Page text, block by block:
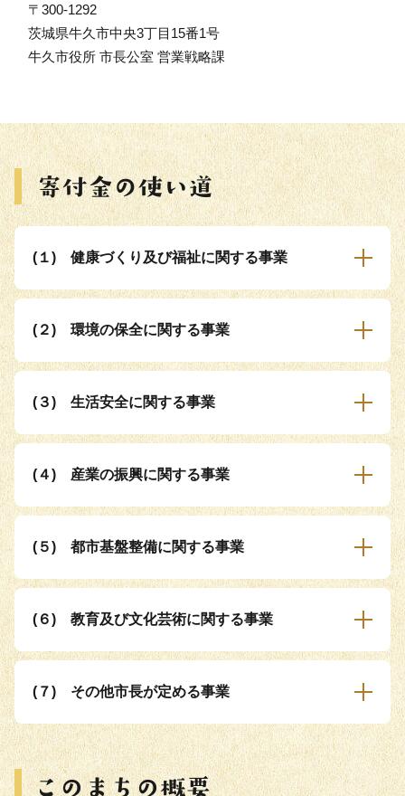
〒300-1292
茨城県牛久市中央3丁目15番1号
牛久市役所 市長公室 営業戦略課
(１) 健康づくり及び福祉に関する事業
(２) 環境の保全に関する事業
(３) 生活安全に関する事業
(４) 産業の振興に関する事業
(５) 都市基盤整備に関する事業
(６) 教育及び文化芸術に関する事業
(７) その他市長が定める事業